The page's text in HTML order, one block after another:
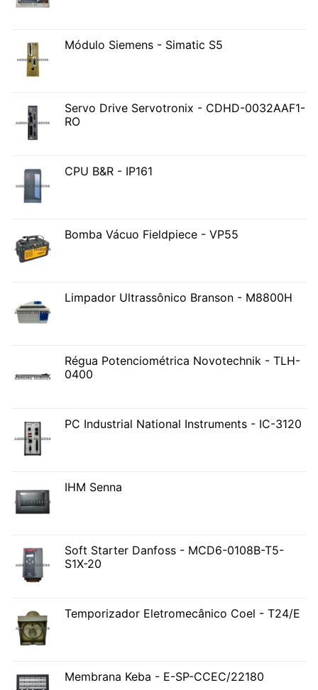
Módulo Siemens - Simatic S5
Servo Drive Servotronix - CDHD-0032AAF1-
RO
CPU B&R - IP161
Bomba Vácuo Fieldpiece - VP55
Limpador Ultrassônico Branson - M8800H
Régua Potenciométrica Novotechnik - TLH-
0400
PC Industrial National Instruments - IC-3120
IHM Senna
Soft Starter Danfoss - MCD6-0108B-T5-
S1X-20
Temporizador Eletromecânico Coel - T24/E
Membrana Keba - E-SP-CCEC/22180